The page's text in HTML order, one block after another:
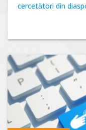
cercetători din